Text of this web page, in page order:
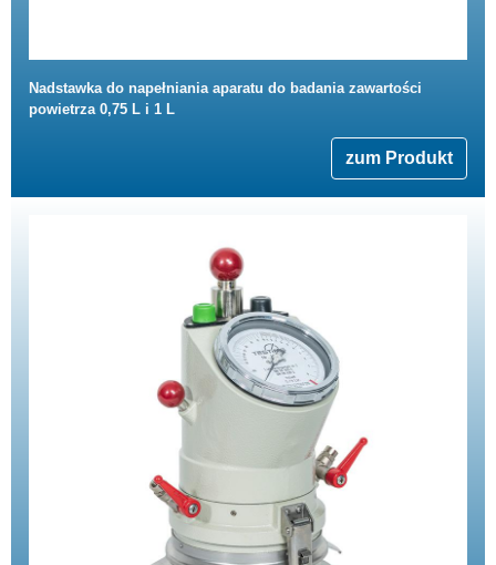
Nadstawka do napełniania aparatu do badania zawartości
powietrza 0,75 L i 1 L
zum Produkt